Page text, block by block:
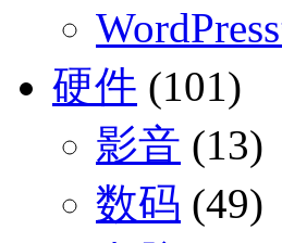
硬件 (101)
影音 (13)
数码 (49)